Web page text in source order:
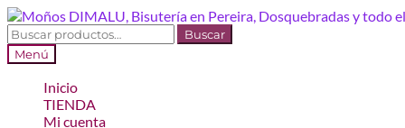
Ir
a
la
navegación
Ir
al
contenido
Buscar
por:
Buscar
Menú
Inicio
TIENDA
Mi cuenta